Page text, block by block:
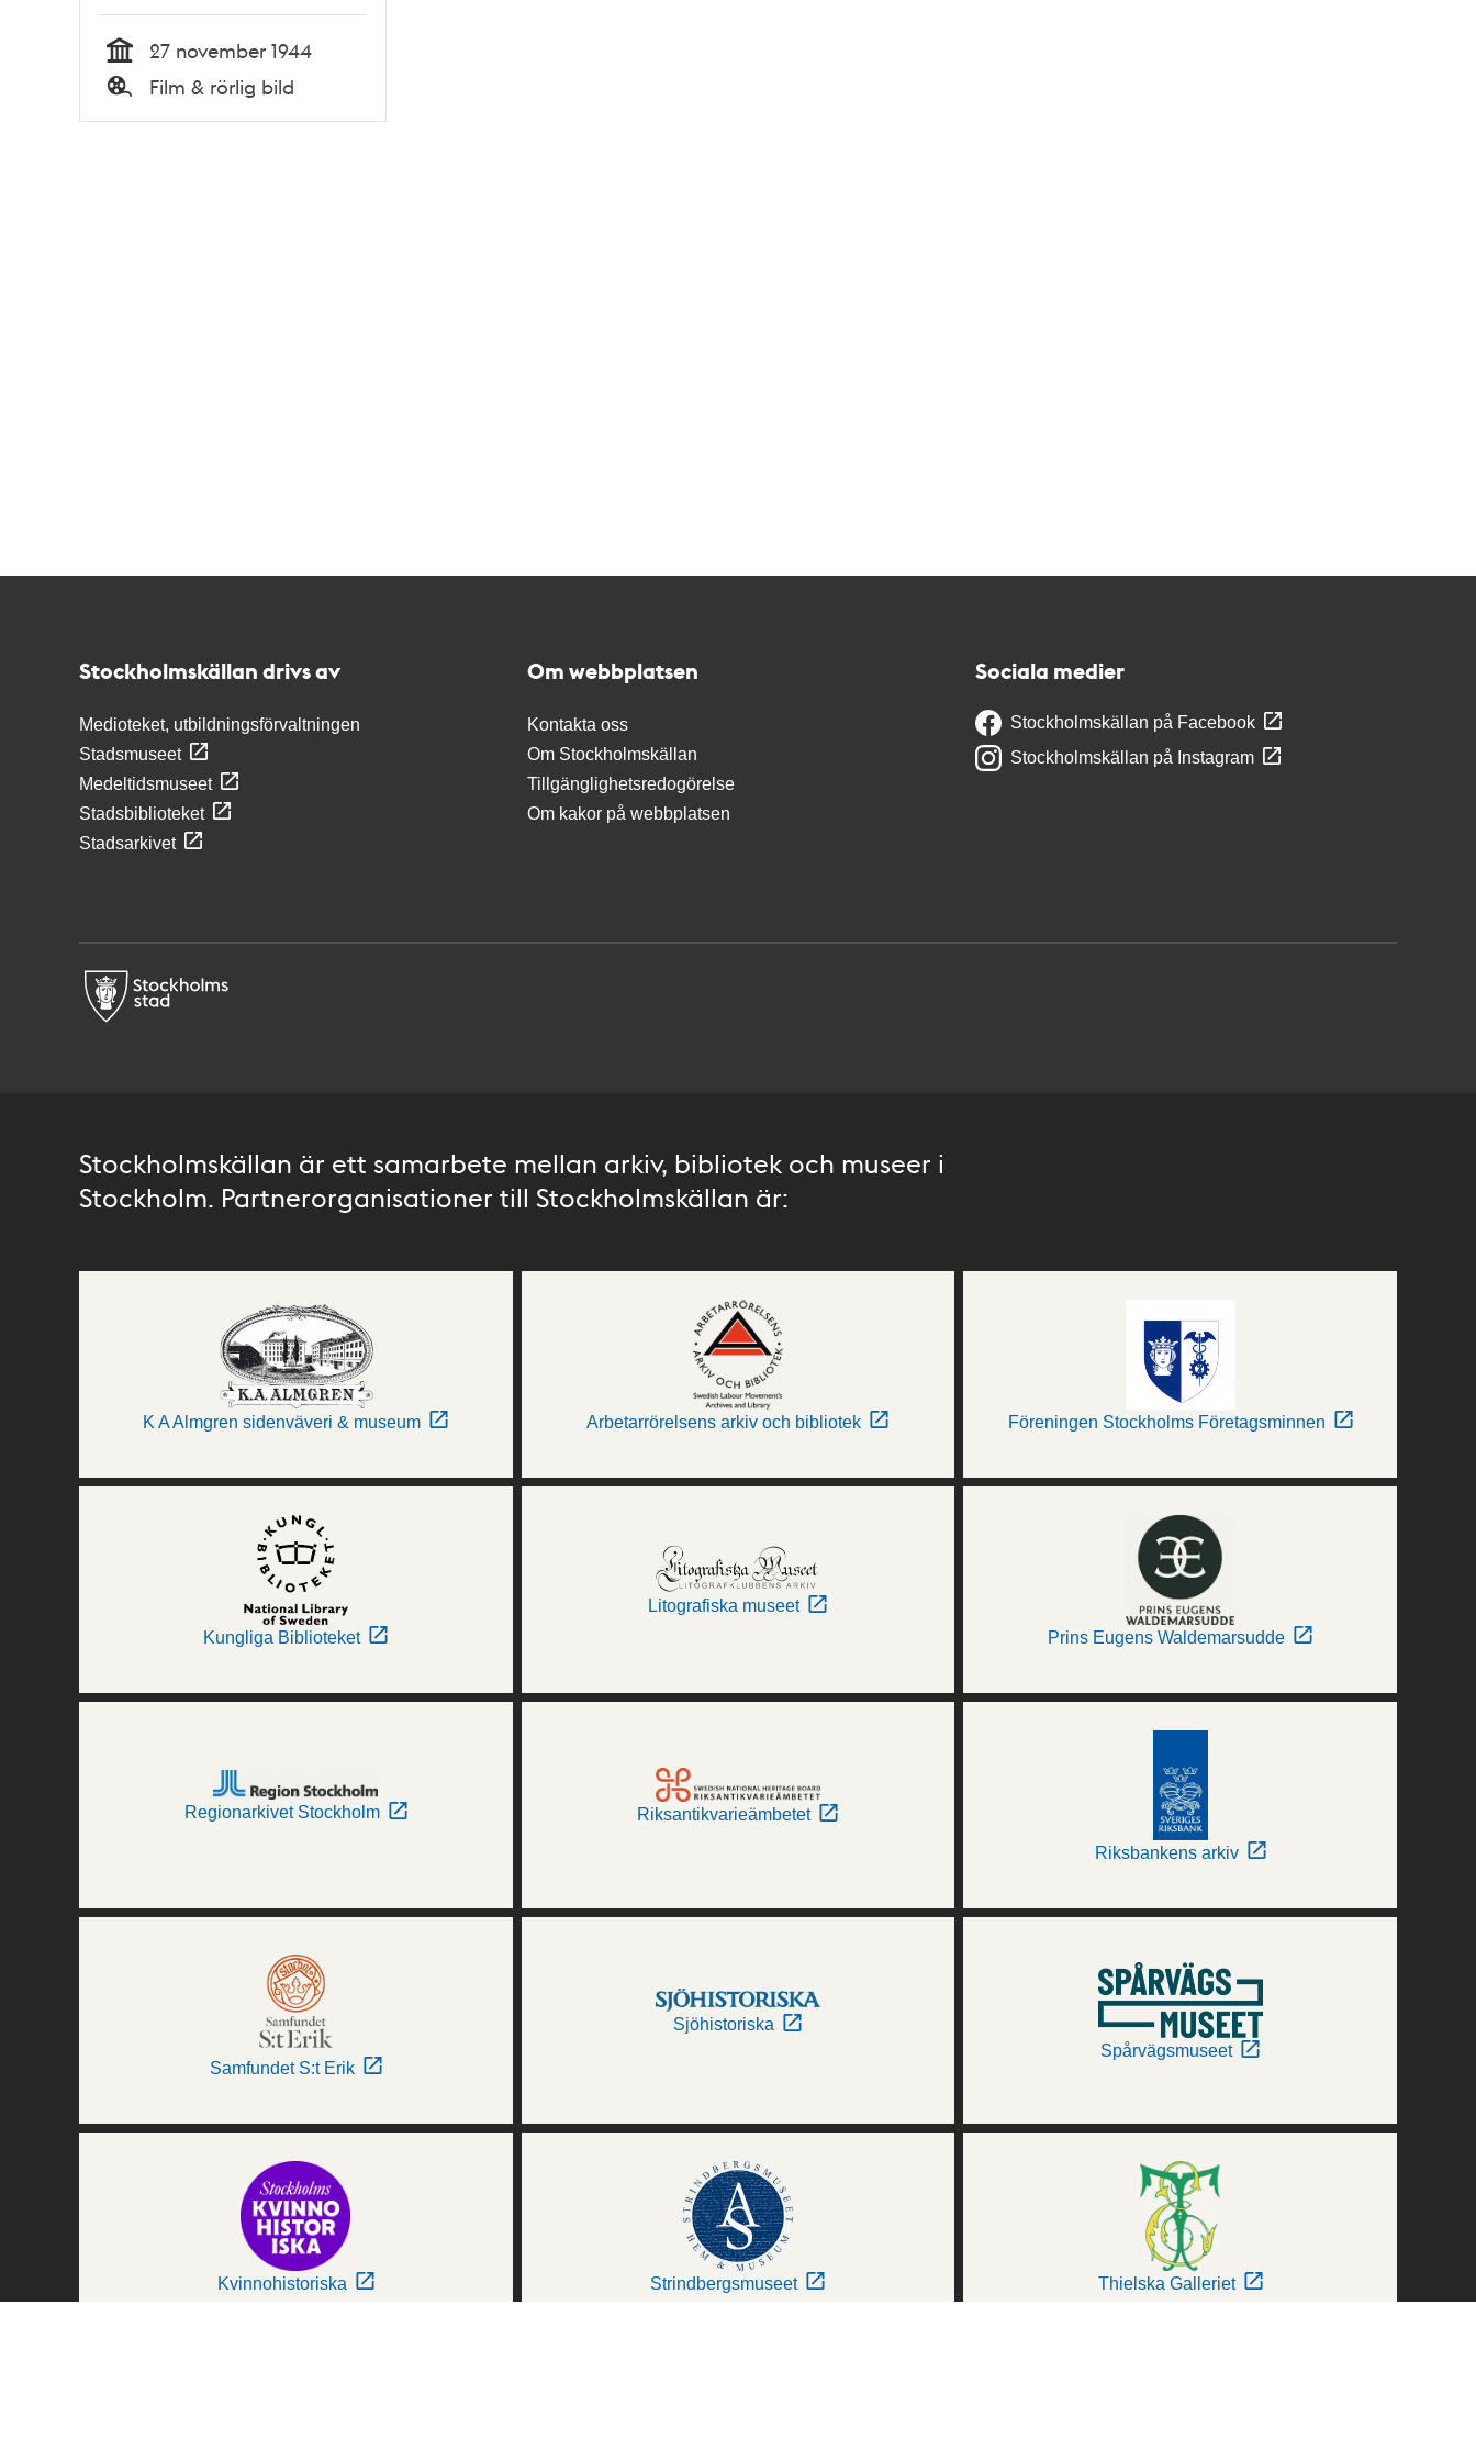
Tid
27 november 1944
Typ
Film & rörlig bild
Stockholmskällan drivs av
Medioteket, utbildningsförvaltningen
Stadsmuseet
Medeltidsmuseet
Stadsbiblioteket
Stadsarkivet
Om webbplatsen
Kontakta oss
Om Stockholmskällan
Tillgänglighetsredogörelse
Om kakor på webbplatsen
Sociala medier
Stockholmskällan på Facebook
Stockholmskällan på Instagram
Stockholmskällan är ett samarbete mellan arkiv, bibliotek och museer i
Stockholm. Partnerorganisationer till Stockholmskällan är:
K A Almgren sidenväveri & museum Arbetarrörelsens arkiv och bibliotek Föreningen Stockholms Företagsminnen
Kungliga Biblioteket
Litografiska museet
Prins Eugens Waldemarsudde
Regionarkivet Stockholm Riksantikvarieämbetet
Riksbankens arkiv
Samfundet S:t Erik
Sjöhistoriska
Spårvägsmuseet
Kvinnohistoriska Strindbergsmuseet Thielska Galleriet